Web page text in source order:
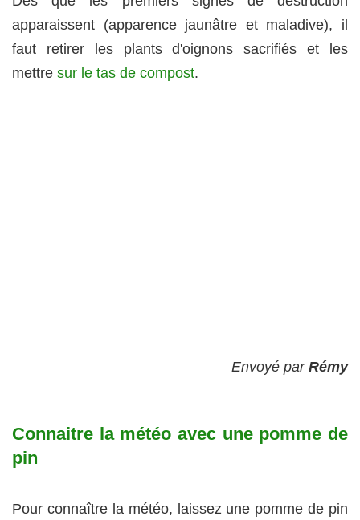
apparaissent (apparence jaunâtre et maladive), il
faut retirer les plants d'oignons sacrifiés et les
mettre sur le tas de compost.
Envoyé par Rémy
Connaitre la météo avec une pomme de
pin
Pour connaître la météo, laissez une pomme de pin